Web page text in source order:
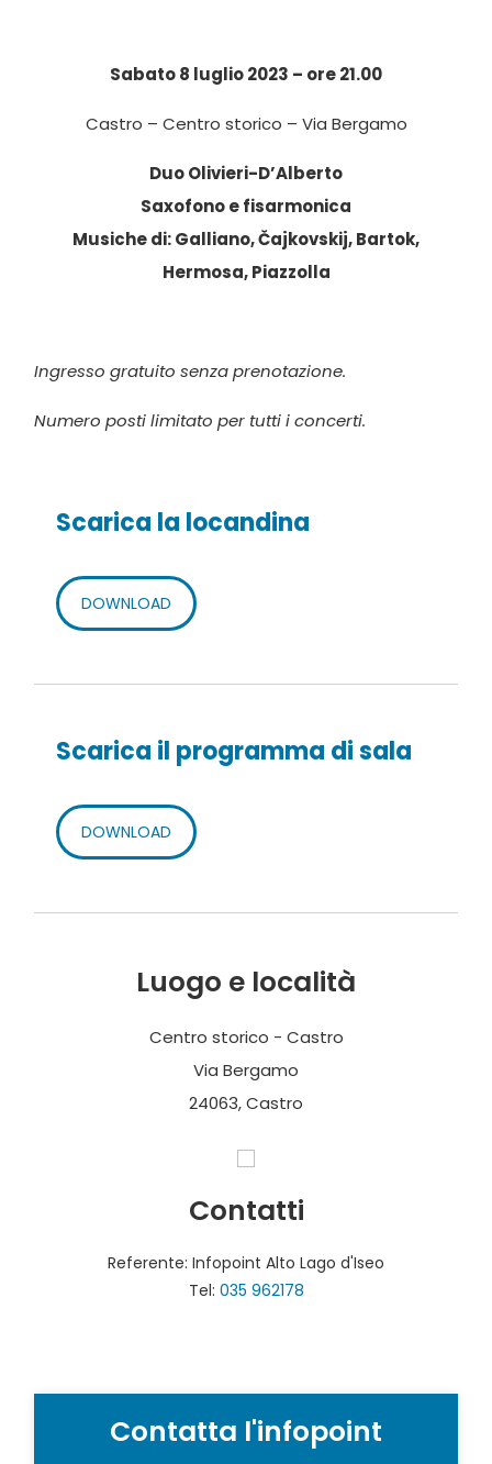
Sabato 8 luglio 2023 – ore 21.00
Castro – Centro storico – Via Bergamo
Duo Olivieri-D’Alberto
Saxofono e fisarmonica
Musiche di: Galliano, Čajkovskij, Bartok,
Hermosa, Piazzolla
Ingresso gratuito senza prenotazione.
Numero posti limitato per tutti i concerti.
Scarica la locandina
DOWNLOAD
Scarica il programma di sala
DOWNLOAD
Luogo e località
Centro storico - Castro
Via Bergamo
24063, Castro
Contatti
Referente: Infopoint Alto Lago d'Iseo
Tel: 035 962178
Contatta l'infopoint